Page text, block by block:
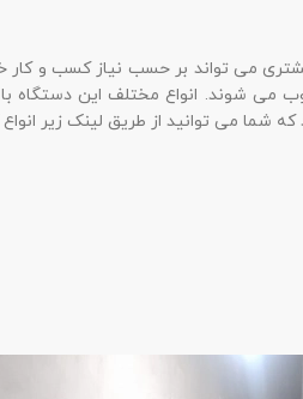
می تواند بر حسب نیاز کسب و
شوند. انواع مختلف این دستگاه
می توانید از طریق لینک زیر